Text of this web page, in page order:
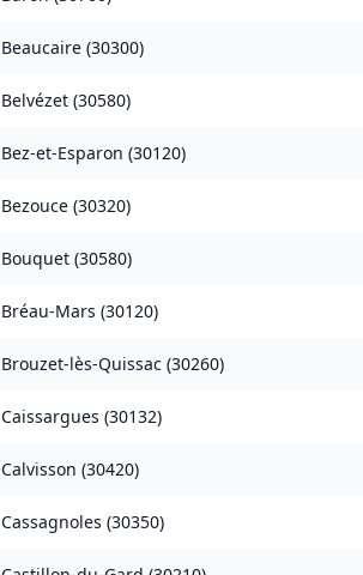
Beaucaire (30300)
Belvézet (30580)
Bez-et-Esparon (30120)
Bezouce (30320)
Bouquet (30580)
Bréau-Mars (30120)
Brouzet-lès-Quissac (30260)
Caissargues (30132)
Calvisson (30420)
Cassagnoles (30350)